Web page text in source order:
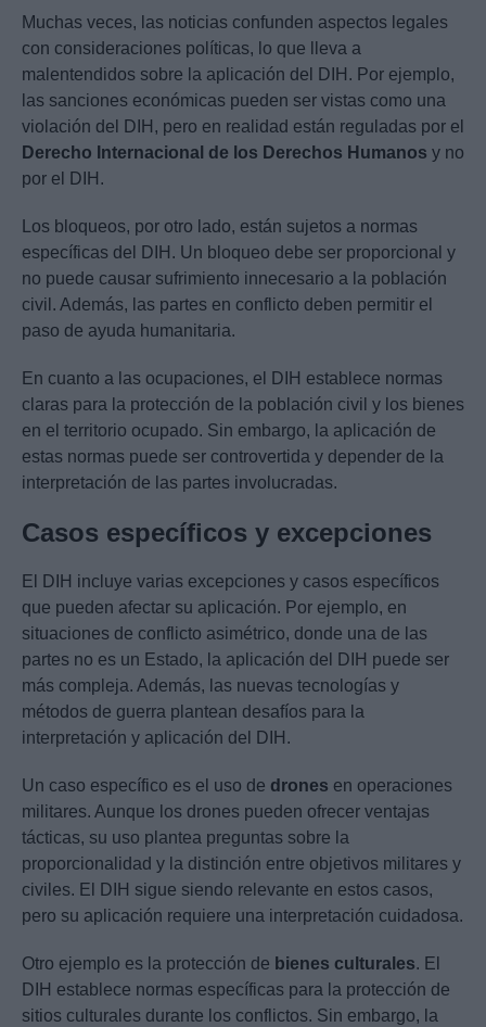
Muchas veces, las noticias confunden aspectos legales
con consideraciones políticas, lo que lleva a
malentendidos sobre la aplicación del DIH. Por ejemplo,
las sanciones económicas pueden ser vistas como una
violación del DIH, pero en realidad están reguladas por el
Derecho Internacional de los Derechos Humanos y no
por el DIH.
Los bloqueos, por otro lado, están sujetos a normas
específicas del DIH. Un bloqueo debe ser proporcional y
no puede causar sufrimiento innecesario a la población
civil. Además, las partes en conflicto deben permitir el
paso de ayuda humanitaria.
En cuanto a las ocupaciones, el DIH establece normas
claras para la protección de la población civil y los bienes
en el territorio ocupado. Sin embargo, la aplicación de
estas normas puede ser controvertida y depender de la
interpretación de las partes involucradas.
Casos específicos y excepciones
El DIH incluye varias excepciones y casos específicos
que pueden afectar su aplicación. Por ejemplo, en
situaciones de conflicto asimétrico, donde una de las
partes no es un Estado, la aplicación del DIH puede ser
más compleja. Además, las nuevas tecnologías y
métodos de guerra plantean desafíos para la
interpretación y aplicación del DIH.
Un caso específico es el uso de drones en operaciones
militares. Aunque los drones pueden ofrecer ventajas
tácticas, su uso plantea preguntas sobre la
proporcionalidad y la distinción entre objetivos militares y
civiles. El DIH sigue siendo relevante en estos casos,
pero su aplicación requiere una interpretación cuidadosa.
Otro ejemplo es la protección de bienes culturales. El
DIH establece normas específicas para la protección de
sitios culturales durante los conflictos. Sin embargo, la